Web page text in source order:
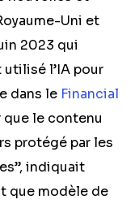
Uni et
2023 qui
utilisé l’IA pour
dans le Financial
que le contenu
protégé par les
indiquait
que modèle de